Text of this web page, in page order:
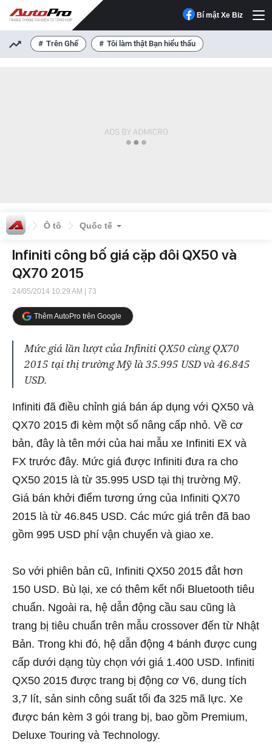
Bí mật Xe Biz
Trên Ghế Tôi làm thật Bạn hiểu thấu
Ô tô Quốc tế
Infiniti công bố giá cặp đôi QX50 và
QX70 2015
24/05/2014 10:29 AM | 73
Thêm AutoPro trên Google
Mức giá lần lượt của Infiniti QX50 cùng QX70
2015 tại thị trường Mỹ là 35.995 USD và 46.845
USD.
Infiniti đã điều chỉnh giá bán áp dụng với QX50 và
QX70 2015 đi kèm một số nâng cấp nhỏ. Về cơ
bản, đây là tên mới của hai mẫu xe Infiniti EX và
FX trước đây. Mức giá được Infiniti đưa ra cho
QX50 2015 là từ 35.995 USD tại thị trường Mỹ.
Giá bán khởi điểm tương ứng của Infiniti QX70
2015 là từ 46.845 USD. Các mức giá trên đã bao
gồm 995 USD phí vận chuyển và giao xe.
So với phiên bản cũ, Infiniti QX50 2015 đắt hơn
150 USD. Bù lại, xe có thêm kết nối Bluetooth tiêu
chuẩn. Ngoài ra, hệ dẫn động cầu sau cũng là
trang bị tiêu chuẩn trên mẫu crossover đến từ Nhật
Bản. Trong khi đó, hệ dẫn động 4 bánh được cung
cấp dưới dạng tùy chọn với giá 1.400 USD. Infiniti
QX50 2015 được trang bị động cơ V6, dung tích
3,7 lít, sản sinh công suất tối đa 325 mã lực. Xe
được bán kèm 3 gói trang bị, bao gồm Premium,
Deluxe Touring và Technology.